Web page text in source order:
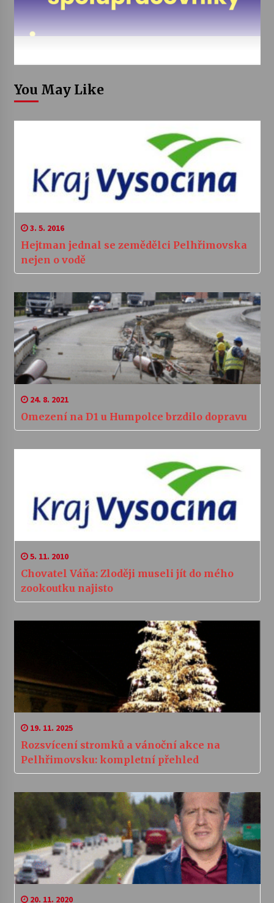
You May Like
3. 5. 2016
Hejtman jednal se zemědělci Pelhřimovska
nejen o vodě
24. 8. 2021
Omezení na D1 u Humpolce brzdilo dopravu
5. 11. 2010
Chovatel Váňa: Zloději museli jít do mého
zookoutku najisto
19. 11. 2025
Rozsvícení stromků a vánoční akce na
Pelhřimovsku: kompletní přehled
20. 11. 2020